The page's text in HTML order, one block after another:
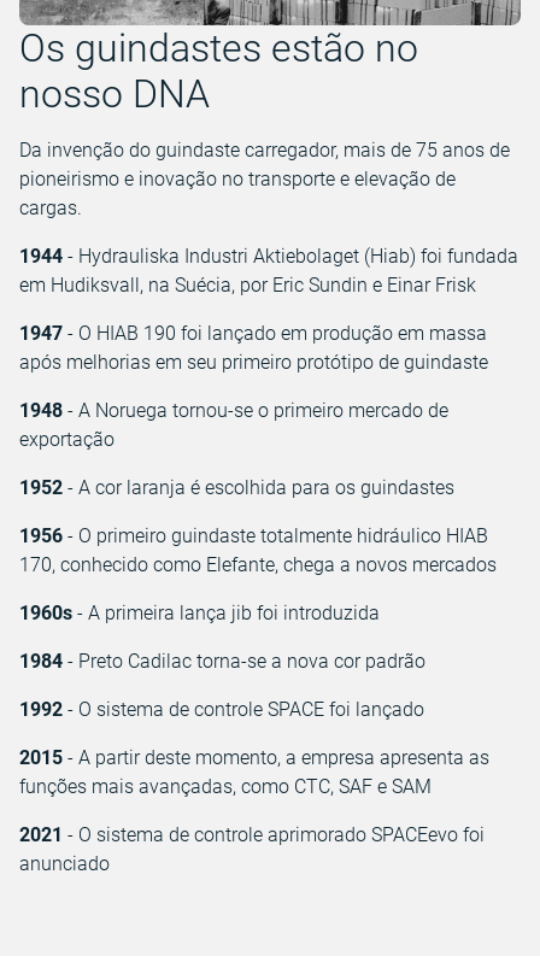
Os guindastes estão no
nosso DNA
Da invenção do guindaste carregador, mais de 75 anos de
pioneirismo e inovação no transporte e elevação de
cargas.
1944 - Hydrauliska Industri Aktiebolaget (Hiab) foi fundada
em Hudiksvall, na Suécia, por Eric Sundin e Einar Frisk
1947 - O HIAB 190 foi lançado em produção em massa
após melhorias em seu primeiro protótipo de guindaste
1948 - A Noruega tornou-se o primeiro mercado de
exportação
1952 - A cor laranja é escolhida para os guindastes
1956 - O primeiro guindaste totalmente hidráulico HIAB
170, conhecido como Elefante, chega a novos mercados
1960s - A primeira lança jib foi introduzida
1984 - Preto Cadilac torna-se a nova cor padrão
1992 - O sistema de controle SPACE foi lançado
2015 - A partir deste momento, a empresa apresenta as
funções mais avançadas, como CTC, SAF e SAM
2021 - O sistema de controle aprimorado SPACEevo foi
anunciado